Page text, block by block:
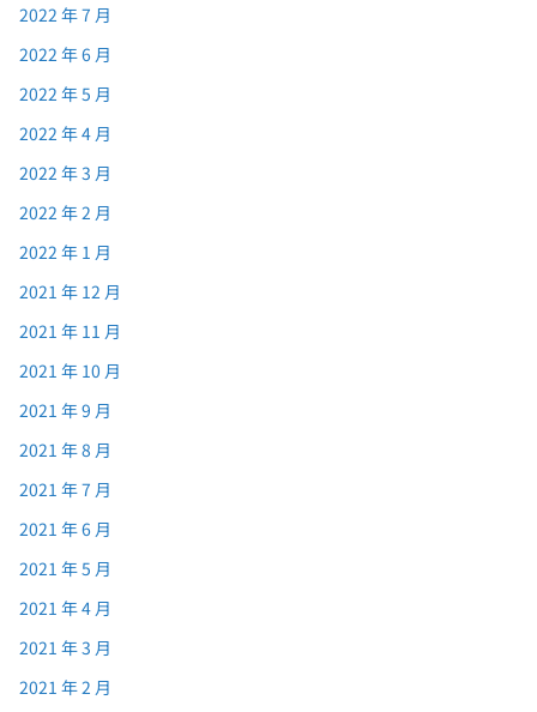
2022 年 7 月
2022 年 6 月
2022 年 5 月
2022 年 4 月
2022 年 3 月
2022 年 2 月
2022 年 1 月
2021 年 12 月
2021 年 11 月
2021 年 10 月
2021 年 9 月
2021 年 8 月
2021 年 7 月
2021 年 6 月
2021 年 5 月
2021 年 4 月
2021 年 3 月
2021 年 2 月